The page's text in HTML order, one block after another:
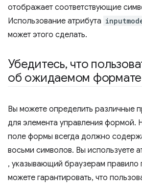
отображает соответствующие
Использование атрибута
может этого сделать.
Убедитесь, что
об ожидаемом формате
Вы можете определить различные
для элемента управления формой.
поле формы всегда должно
восьми символов. Вы используете
, указывающий браузерам правило
можете гарантировать, что